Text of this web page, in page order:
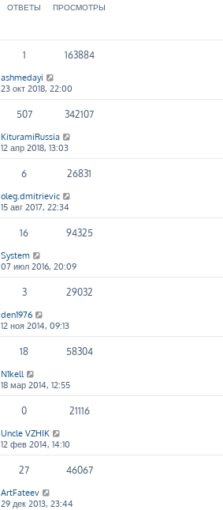
ОТВЕТЫ
ПРОСМОТРЫ
1 163884
ashmedayi
23 окт 2018, 22:00
507 342107
KituramiRussia
12 апр 2018, 13:03
6 26831
oleg.dmitrievic
15 авг 2017, 22:34
16 94325
System
07 июл 2016, 20:09
3 29032
den1976
12 ноя 2014, 09:13
18 58304
N1kell
18 мар 2014, 12:55
0 21116
Uncle VZHIK
12 фев 2014, 14:10
27 46067
ArtFateev
29 дек 2013, 23:44